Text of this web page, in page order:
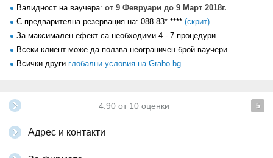
Продължителността на манипулацията е според площта на
обработения участък.Може да се извършва през всеки годишен
третирана, следва да бъдат предварително отстранени с
депилатоар или бръснене.
SHR епилацията е подходяща за всички типове кожа. След
използва слънцезащитен крем SPF50.
Валидност на ваучера: от 9 Февруари до 9 Март 2018г.
С предварителна резервация на: 088 83* **** (скрит).
За максимален ефект са необходими 4 - 7 процедури.
Всеки клиент може да ползва неограничен брой ваучери.
Всички други глобални условия на Grabo.bg
4.90 от 10 оценки 5
Адрес и контакти